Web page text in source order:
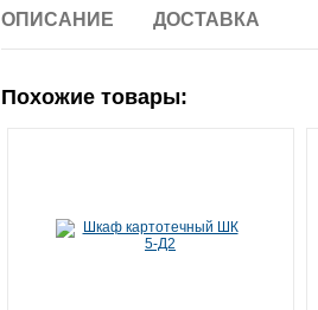
ОПИСАНИЕ ДОСТАВКА
Похожие товары: